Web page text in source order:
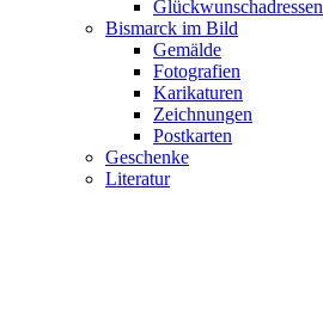
Glückwunschadressen
Bismarck im Bild
Gemälde
Fotografien
Karikaturen
Zeichnungen
Postkarten
Geschenke
Literatur